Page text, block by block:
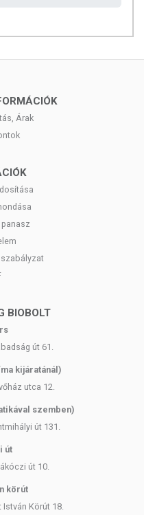
Árak
BIOBOLT
út 61.
kijáratánál)
utca 12.
szemben)
út 131.
út
út 10.
körút
István Körút 18.